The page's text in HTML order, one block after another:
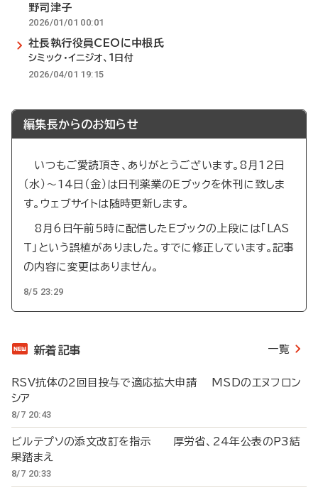
野司津子
2026/01/01 00:01
社長執行役員CEOに中根氏
シミック・イニジオ、1日付
2026/04/01 19:15
編集長からのお知らせ
いつもご愛読頂き、ありがとうございます。8月12日
（水）～14日（金）は日刊薬業のEブックを休刊に致しま
す。ウェブサイトは随時更新します。
8月6日午前5時に配信したEブックの上段には「LAS
T」という誤植がありました。すでに修正しています。記事
の内容に変更はありません。
8/5 23:29
新着記事 一覧
RSV抗体の2回目投与で適応拡大申請 MSDのエヌフロン
シア
8/7 20:43
ビルテプソの添文改訂を指示 厚労省、24年公表のP3結
果踏まえ
8/7 20:33